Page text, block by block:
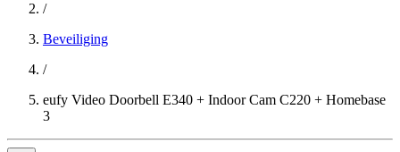
/
Beveiliging
/
eufy Video Doorbell E340 + Indoor Cam C220 + Homebase
3